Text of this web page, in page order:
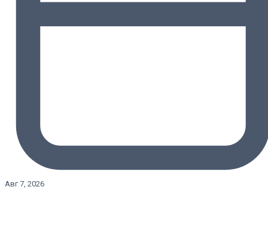
Авг 7, 2026